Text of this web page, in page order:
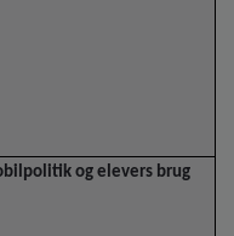
og elevers brug